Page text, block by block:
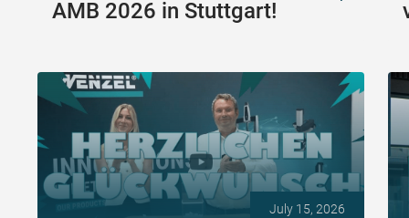
AMB 2026 in Stuttgart!
July 15, 2026